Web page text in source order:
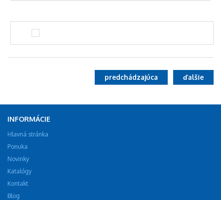
ďalšie
predchádzajúca
INFORMÁCIE
Hlavná stránka
Ponuka
Novinky
Katalógy
Kontakt
Blog